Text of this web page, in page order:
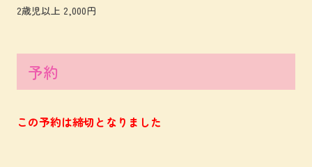
2歳児以上 2,000円
予約
この予約は締切となりました